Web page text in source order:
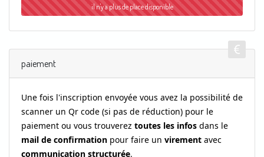
il n'y a plus de place disponible
paiement
Une fois l'inscription envoyée vous avez la possibilité de
scanner un Qr code (si pas de réduction) pour le
paiement ou vous trouverez toutes les infos dans le
mail de confirmation pour faire un virement avec
communication structurée.